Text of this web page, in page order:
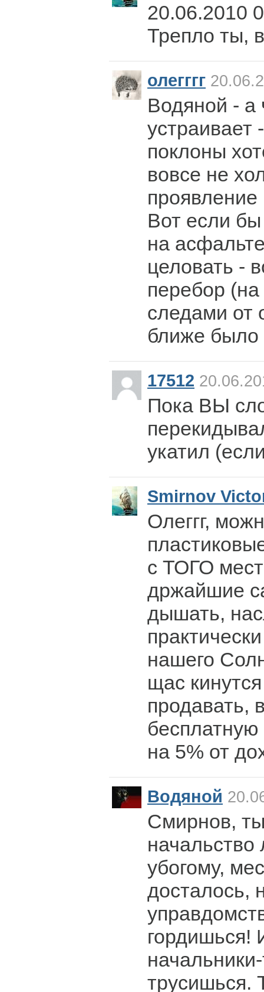
20.06.2010
Трепло ты,
олегггг
Водяной - а
поклоны
вовсе не
Вот если
на
целовать -
перебор (на
следами от
ближе было
17512
Пока ВЫ
укатил
Smirnov
Олеггг,
с ТОГО
држайшие
дышать,
нашего
щас
продавать,
бесплатную
на 5% от
Водяной
Смирнов,
убогому,
досталось,
гордишься!
трусишься.